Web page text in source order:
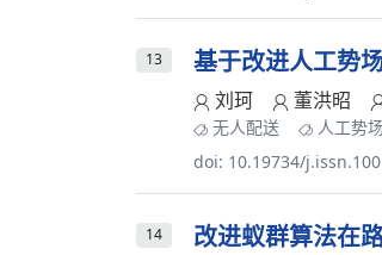
13 基于改进人工势
刘珂 董洪昭
无人配送 人工势
doi: 10.19734/
14 改进蚁群算法在